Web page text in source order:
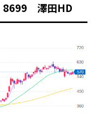
澤田HD